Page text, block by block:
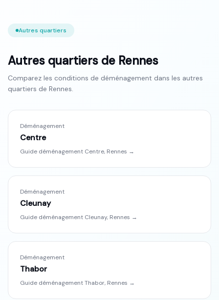
Autres quartiers
Autres quartiers de Rennes
Comparez les conditions de déménagement dans les autres
quartiers de Rennes.
Déménagement
Centre
Guide déménagement Centre, Rennes →
Déménagement
Cleunay
Guide déménagement Cleunay, Rennes →
Déménagement
Thabor
Guide déménagementThabor, Rennes →